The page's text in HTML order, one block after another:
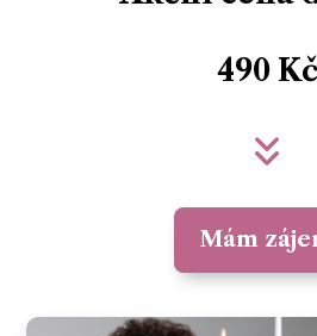
490 Kč
Mám